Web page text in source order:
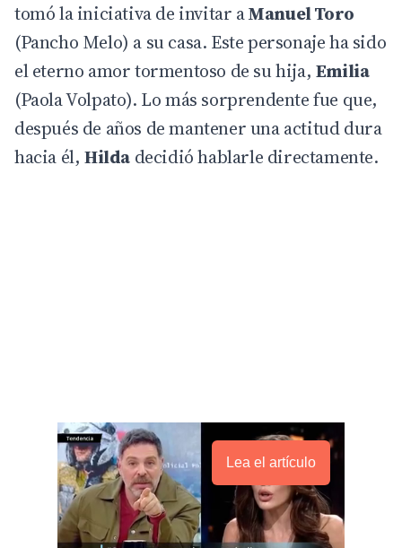
tomó la iniciativa de invitar aManuel Toro
(Pancho Melo) a su casa. Este personaje ha sido
el eterno amor tormentoso de su hija, Emilia
(Paola Volpato). Lo más sorprendente fue que,
después de años de mantener una actitud dura
hacia él, Hilda decidió hablarle directamente.
Lea el artículo